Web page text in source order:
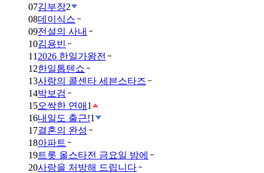
07김부장2
08데이식스
09전설의 사내
10김용빈
11 2026 한일가왕전
12한일톱텐쇼
13사랑의 콜센타 세븐스타즈
14박보검
15오싹한 연애 1
16내일도 출근!1
17결혼의 완성
18아파트
19트롯 올스타전 금요일 밤에
20사랑을 처방해 드립니다